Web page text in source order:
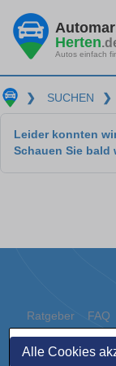
Alle Cookies
Herten
Autos einfach
❯ SUCHEN ❯
Leider konnten
Schauen Sie bald
Ratgeber FAQ